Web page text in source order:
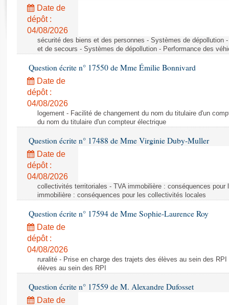
Rapports législatifs
Rapports sur l'application des lois
Baromètre de l’application des lois
Dossiers législatifs
Budget et sécurité sociale
Questions écrites et orales
Comptes rendus des débats
Date de
dépôt :
04/08/2026
sécurité des biens et des personnes - Systèmes de dépollution
et de secours - Systèmes de dépollution - Performance des
Question écrite n° 17550 de Mme Émilie Bonnivard
Date de
dépôt :
04/08/2026
logement - Facilité de changement du nom du titulaire d'un
du nom du titulaire d'un compteur électrique
Question écrite n° 17488 de Mme Virginie Duby-Muller
Date de
dépôt :
04/08/2026
collectivités territoriales - TVA immobilière : conséquences
immobilière : conséquences pour les collectivités locales
Question écrite n° 17594 de Mme Sophie-Laurence Roy
Date de
dépôt :
04/08/2026
ruralité - Prise en charge des trajets des élèves au sein des
élèves au sein des RPI
Question écrite n° 17559 de M. Alexandre Dufosset
Date de